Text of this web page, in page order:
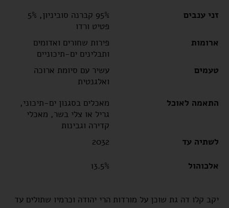
זני ענבים
95% קברנה סוביניון, 5%
פטיט ורדו
ארומות
פירות שחורים ואדומים
ותבלינים ים-תיכוניים
טעמים
עשיר עם סיומת ארוכה
ואלגנטית
התאמה לאוכל
מאכלים בסגנון ים-תיכוני,
גריל או צלי בשר, מאכלי
קדירה וגבינות
לשתיה עד
2032
אלכוהול 13.5%
יקב קלו דה גת שוכן על מורדות הרי יהודה וכרמיו שתולים עד